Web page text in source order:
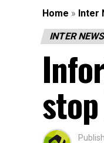
Home » Inter
INTER